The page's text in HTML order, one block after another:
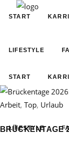
START
LIFESTYLE
START
LIFESTYLE
Arbeit, Top, Urlaub
BRÜCKENTAGE